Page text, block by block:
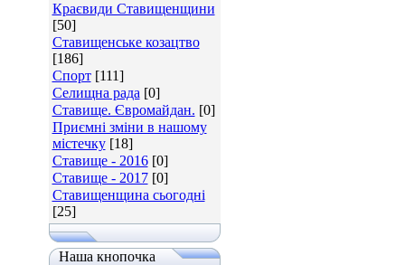
Краєвиди Ставищенщини
[50]
Ставищенське козацтво
[186]
Спорт [111]
Селищна рада [0]
Ставище. Євромайдан. [0]
Приємні зміни в нашому
містечку [18]
Ставище - 2016 [0]
Ставище - 2017 [0]
Ставищенщина сьогодні
[25]
Наша кнопочка